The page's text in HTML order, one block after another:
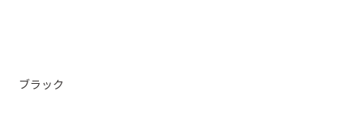
ブラック